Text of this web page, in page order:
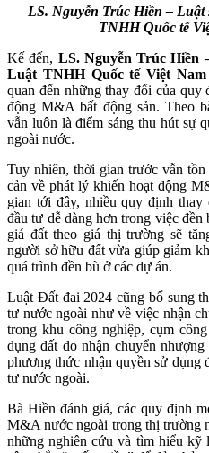
LS. Nguyễn Trúc Hiền –
TNHH Quốc tế
Kế đến, LS. Nguyễn Trúc Hiền
Luật TNHH Quốc tế Việt
quan đến những thay đổi của quy
động M&A bất động sản. Theo
vẫn luôn là điểm sáng thu hút sự
ngoài nước.
Tuy nhiên, thời gian trước vẫn
cản về phát lý khiến hoạt động
gian tới đây, nhiều quy định thay
đầu tư dễ dàng hơn trong việc
giá đất theo giá thị trường sẽ
người sở hữu đất vừa giúp giảm
quá trình đền bù ở các dự án.
Luật Đất đai 2024 cũng bổ sung
tư nước ngoài như về việc nhận
trong khu công nghiệp, cụm
dụng đất do nhận chuyển
phương thức nhận quyền sử dụng
tư nước ngoài.
Bà Hiền đánh giá, các quy định
M&A nước ngoài trong thị trường
những nghiên cứu và tìm hiểu